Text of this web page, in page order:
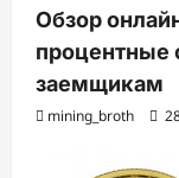
Обзор
процентные
заемщикам
mining_broth